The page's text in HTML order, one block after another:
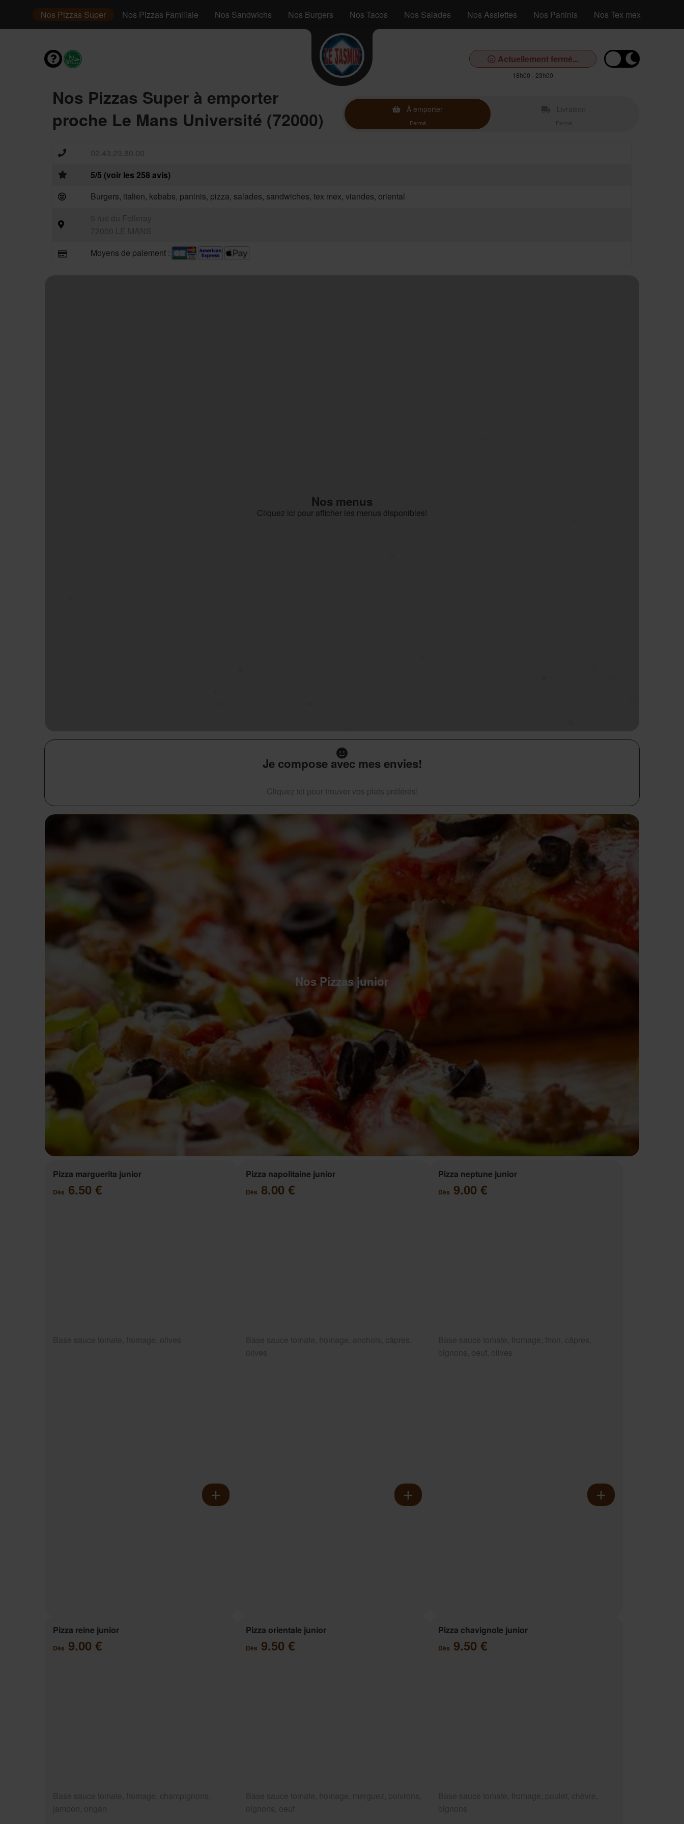
Nos Pizzas Super Nos Pizzas Familiale Nos Sandwichs Nos Burgers Nos Tacos Nos Salades Nos Assiettes Nos Paninis Nos Tex mex
Actuellement fermé...
18h00 - 23h00
Nos Pizzas Super à emporter
proche Le Mans Université (72000)
À emporter
Fermé
02.43.23.80.00
5/5 (voir les 258 avis)
Burgers, italien, kebabs, paninis, pizza, salades, sandwiches, tex mex, viandes, oriental
Moyens de paiement :
Nos menus
Cliquez ici pour afficher les menus disponibles!
Je compose avec mes envies!
Cliquez ici pour trouver vos plats préférés!
Nos Pizzas junior
Pizza marguerita junior
Dès 6.50 €
Pizza napolitaine junior
Dès 8.00 €
Pizza neptune junior
Dès 9.00 €
Pizza reine junior
Dès 9.00 €
Pizza orientale junior
Dès 9.50 €
Pizza chavignole junior
Dès 9.50 €